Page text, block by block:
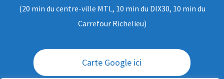
(20 min du centre-ville MTL, 10 min du DIX30, 10 min du
Carrefour Richelieu)
Carte Google ici